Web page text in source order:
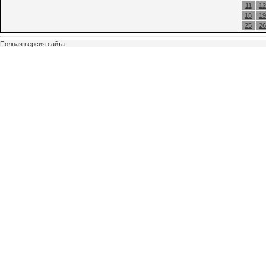
11
12
18
19
25
26
Полная версия сайта